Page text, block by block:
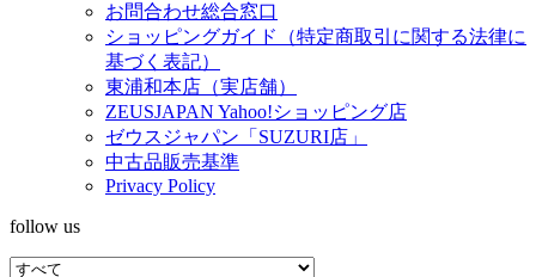
お問合わせ総合窓口
ショッピングガイド（特定商取引に関する法律に
基づく表記）
東浦和本店（実店舗）
ZEUSJAPAN Yahoo!ショッピング店
ゼウスジャパン「SUZURI店」
中古品販売基準
Privacy Policy
follow us